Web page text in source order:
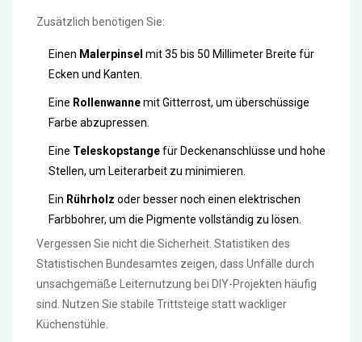
Zusätzlich benötigen Sie:
Einen Malerpinsel mit 35 bis 50 Millimeter Breite für
Ecken und Kanten.
Eine Rollenwannemit Gitterrost, um überschüssige
Farbe abzupressen.
Eine Teleskopstangefür Deckenanschlüsse und hohe
Stellen, um Leiterarbeit zu minimieren.
Ein Rührholz oder besser noch einen elektrischen
Farbbohrer, um die Pigmente vollständig zu lösen.
Vergessen Sie nicht die Sicherheit. Statistiken des
Statistischen Bundesamtes zeigen, dass Unfälle durch
unsachgemäße Leiternutzung bei DIY-Projekten häufig
sind. Nutzen Sie stabile Trittsteige statt wackliger
Küchenstühle.